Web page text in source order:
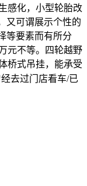
感化，小型轮胎改
又可谓展示个性的
等要素而有所分
元不等。四轮越野
桥式吊挂，能承受
去过门店看车/已